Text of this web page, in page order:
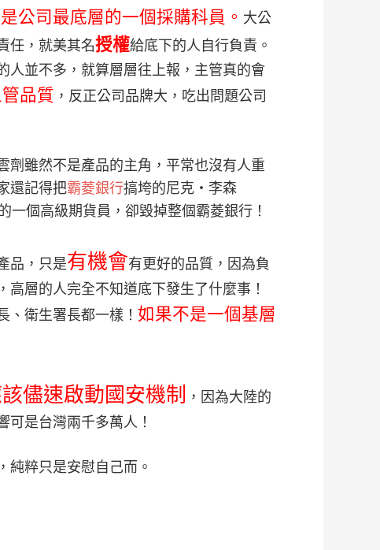
公司最底層的一個採購科員。 大公
任，就美其名授權給底下的人自行負責。
人並不多，就算層層往上報，主管真的會
品質 ，反正公司品牌大，吃出問題公司
劑雖然不是產品的主角，平常也沒有人重
還記得把霸菱銀行搞垮的尼克‧李森
一個高級期貨員，卻毀掉整個霸菱銀行！
品，只是有機會有更好的品質，因為負
層的人完全不知道底下發生了什麼事！
、衛生署長都一樣！ 如果不是一個基層
儘速啟動國安機制 ，因為大陸的
是台灣兩千多萬人！
純粹只是安慰自己而。